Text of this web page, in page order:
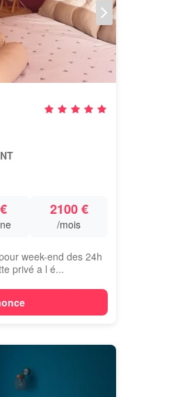
2100 €
/mois
week-end des 24h
privé a l é...